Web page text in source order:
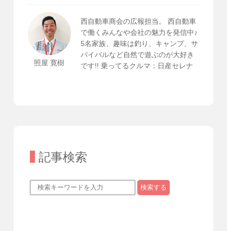
照屋 寛樹
西自動車商会の広報担当。 西自動車
で働くみんなや会社の魅力を発信中♪
5名家族、趣味は釣り、キャンプ、サ
バイバルなど自然で遊ぶのが大好き
です!! 乗ってるクルマ：日産セレナ
記事検索
検索する